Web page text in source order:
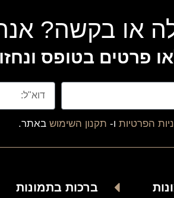
או בקשה?
פרטים בטופס
הפרטיות ו- תקנון השימוש באתר.
ברכות בתמונות